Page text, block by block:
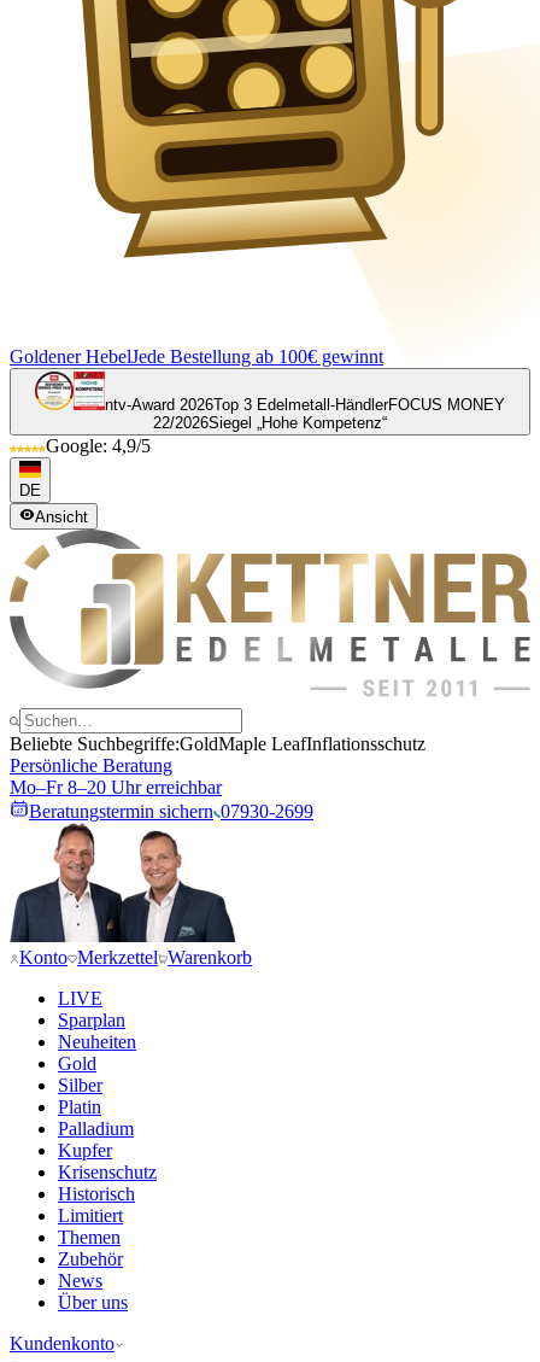
Goldener HebelJede Bestellung ab 100€ gewinnt
ntv-Award 2026Top 3 Edelmetall-HändlerFOCUS MONEY
22/2026Siegel „Hohe Kompetenz“
Google: 4,9/5
DE
Ansicht
Beliebte Suchbegriffe:GoldMaple LeafInflationsschutz
Persönliche Beratung
Mo–Fr 8–20 Uhr erreichbar
Beratungstermin sichern 07930-2699
Konto Merkzettel Warenkorb
LIVE
Sparplan
Neuheiten
Gold
Silber
Platin
Palladium
Kupfer
Krisenschutz
Historisch
Limitiert
Themen
Zubehör
News
Über uns
Kundenkonto